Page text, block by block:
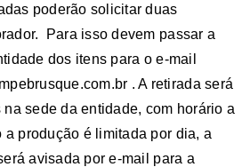
poderão solicitar duas
Para isso devem passar a
dos itens para o e-mail
. A retirada será
sede da entidade, com horário a
a produção é limitada por dia, a
avisada por e-mail para a